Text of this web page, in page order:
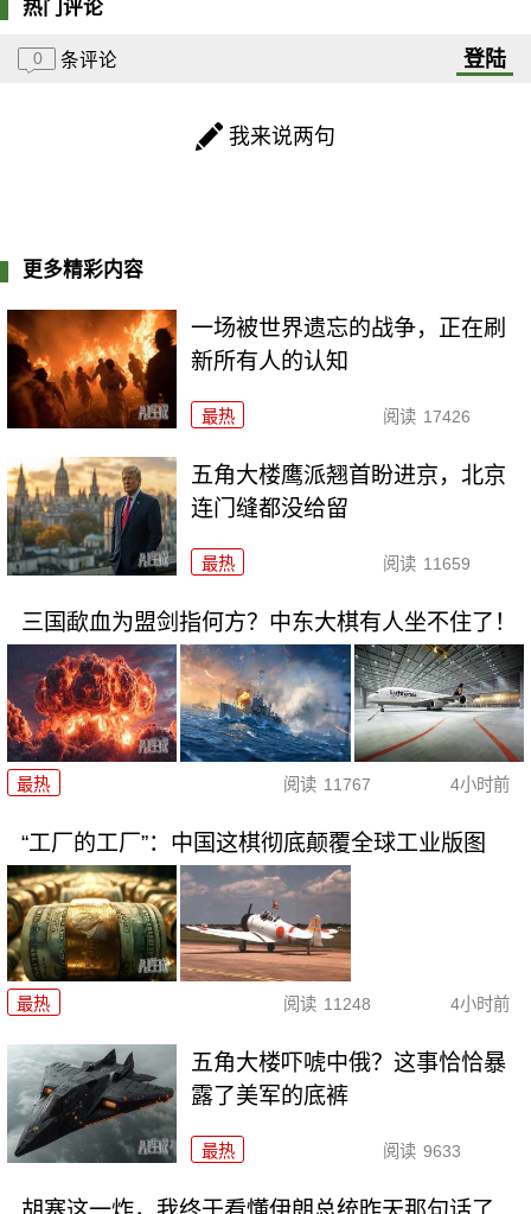
热门评论
0 条评论 登陆
我来说两句
更多精彩内容
一场被世界遗忘的战争，正在刷
新所有人的认知
最热 阅读 17426
五角大楼鹰派翘首盼进京，北京
连门缝都没给留
最热 阅读 11659
三国歃血为盟剑指何方？中东大棋有人坐不住了！
最热 阅读 11767 4小时前
“工厂的工厂”：中国这棋彻底颠覆全球工业版图
最热 阅读 11248 4小时前
五角大楼吓唬中俄？这事恰恰暴
露了美军的底裤
最热 阅读 9633